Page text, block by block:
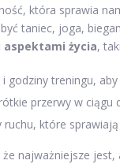
która sprawia
taniec, joga,
życia,
i godziny treningu,
przerwy w ciągu
które
najważniejsze